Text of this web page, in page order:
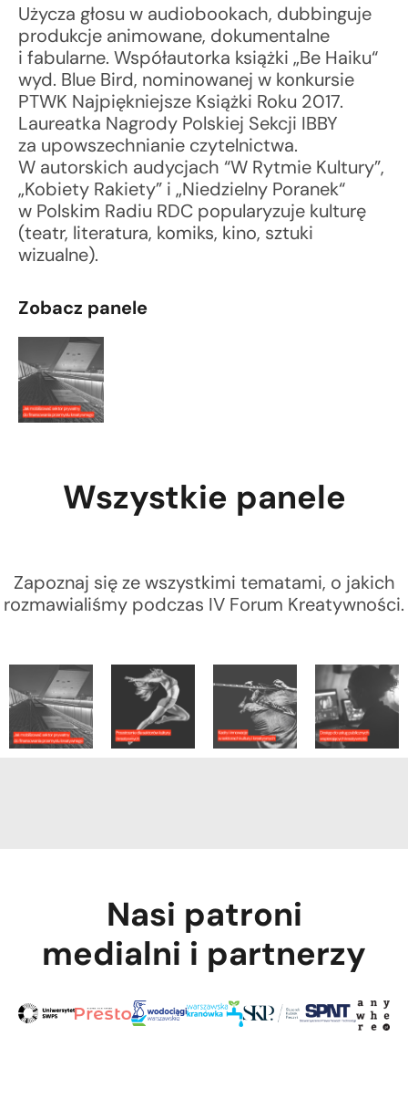
Użycza głosu w audiobookach, dubbinguje
produkcje animowane, dokumentalne
i fabularne. Współautorka książki „Be Haiku“
wyd. Blue Bird, nominowanej w konkursie
PTWK Najpiękniejsze Książki Roku 2017.
Laureatka Nagrody Polskiej Sekcji IBBY
za upowszechnianie czytelnictwa.
W autorskich audycjach “W Rytmie Kultury”,
„Kobiety Rakiety” i „Niedzielny Poranek“
w Polskim Radiu RDC popularyzuje kulturę
(teatr, literatura, komiks, kino, sztuki
wizualne).
Zobacz panele
Wszystkie panele
Zapoznaj się ze wszystkimi tematami, o jakich
rozmawialiśmy podczas IV Forum Kreatywności.
Nasi patroni
medialni i partnerzy